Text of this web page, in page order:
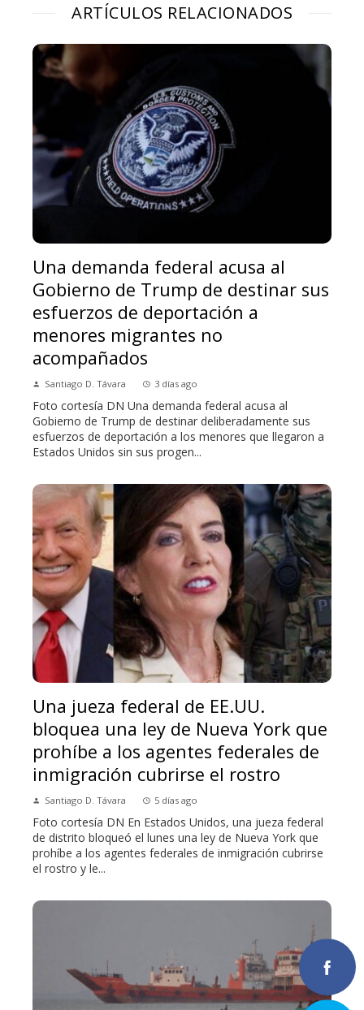
ARTÍCULOS RELACIONADOS
Una demanda federal acusa al
Gobierno de Trump de destinar sus
esfuerzos de deportación a
menores migrantes no
acompañados
Santiago D. Távara 3 días ago
Foto cortesía DN Una demanda federal acusa al
Gobierno de Trump de destinar deliberadamente sus
esfuerzos de deportación a los menores que llegaron a
Estados Unidos sin sus progen...
Una jueza federal de EE.UU.
bloquea una ley de Nueva York que
prohíbe a los agentes federales de
inmigración cubrirse el rostro
Santiago D. Távara 5 días ago
Foto cortesía DN En Estados Unidos, una jueza federal
de distrito bloqueó el lunes una ley de Nueva York que
prohíbe a los agentes federales de inmigración cubrirse
el rostro y le...